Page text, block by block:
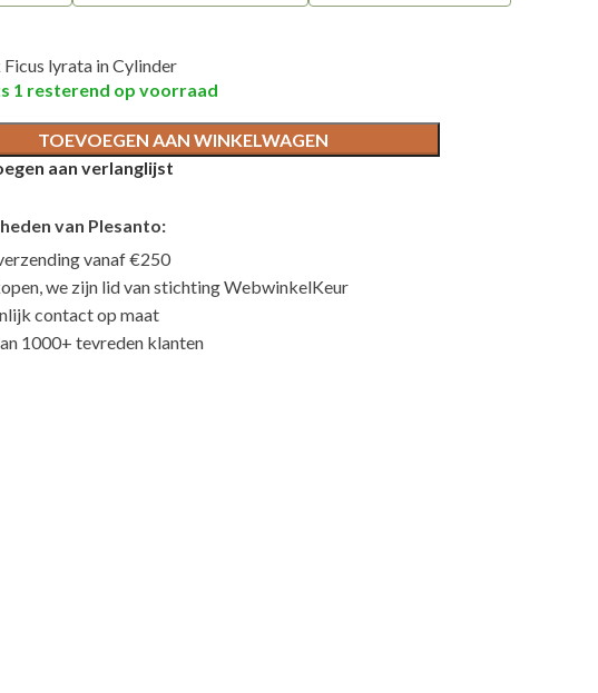
lyrata in Cylinder
1 resterend op voorraad
TOEVOEGEN AAN WINKELWAGEN
aan verlanglijst
van Plesanto:
vanaf €250
we zijn lid van stichting WebwinkelKeur
contact op maat
1000+ tevreden klanten